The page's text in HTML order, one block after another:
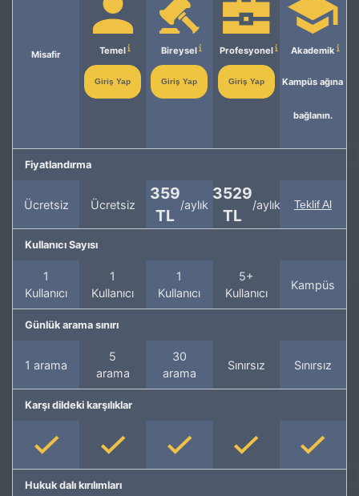
Misafir Temel
Giriş Yap
Bireysel
Giriş Yap
Profesyonel
Giriş Yap
Akademik
Kampüs ağına
bağlanın.
Fiyatlandırma
Ücretsiz Ücretsiz
359
TL
/aylık
3529
TL
/aylık Teklif Al
Kullanıcı Sayısı
1
Kullanıcı
1
Kullanıcı
1
Kullanıcı
5+
Kullanıcı
Kampüs
Günlük arama sınırı
1 arama
5
arama
30
arama
Sınırsız Sınırsız
Karşı dildeki karşılıklar
Hukuk dalı kırılımları